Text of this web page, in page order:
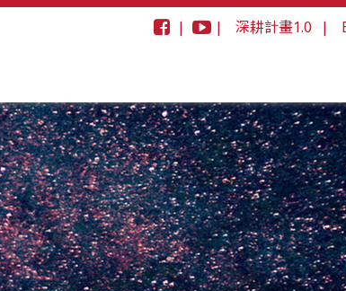
| | 深耕計畫1.0 |